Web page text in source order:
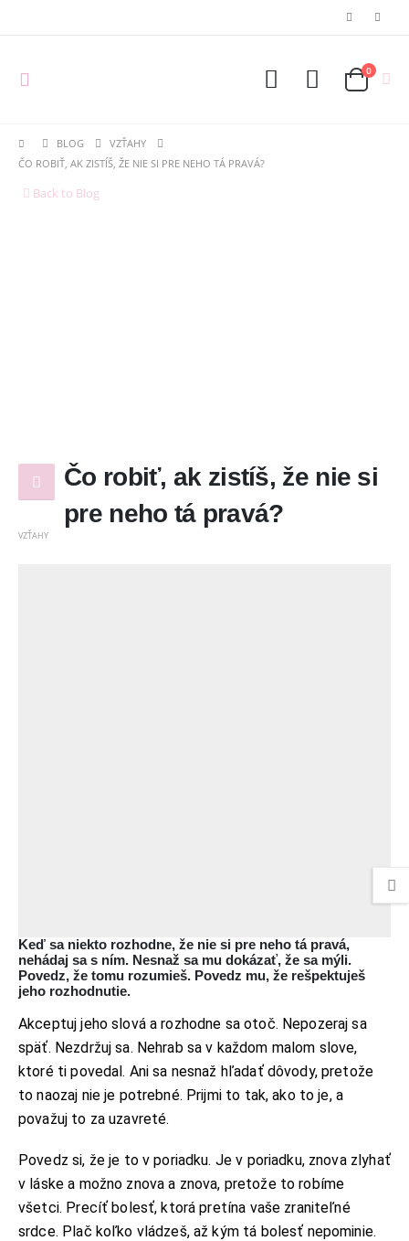
0
BLOG
VZŤAHY
ČO ROBIŤ, AK ZISTÍŠ, ŽE NIE SI PRE NEHO TÁ PRAVÁ?
Back to Blog
Čo robiť, ak zistíš, že nie si
pre neho tá pravá?
VZŤAHY
Keď sa niekto rozhodne, že nie si pre neho tá pravá,
nehádaj sa s ním. Nesnaž sa mu dokázať, že sa mýli.
Povedz, že tomu rozumieš. Povedz mu, že rešpektuješ
jeho rozhodnutie.
Akceptuj jeho slová a rozhodne sa otoč. Nepozeraj sa
späť. Nezdržuj sa. Nehrab sa v každom malom slove,
ktoré ti povedal. Ani sa nesnaž hľadať dôvody, pretože
to naozaj nie je potrebné. Prijmi to tak, ako to je, a
považuj to za uzavreté.
Povedz si, že je to v poriadku. Je v poriadku, znova zlyhať
v láske a možno znova a znova, pretože to robíme
všetci. Precíť bolesť, ktorá pretína vaše zraniteľné
srdce. Plač koľko vládzeš, až kým tá bolesť nepominie.